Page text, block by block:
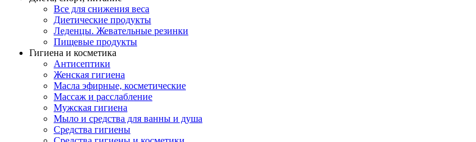
Все для снижения веса
Диетические продукты
Леденцы. Жевательные резинки
Пищевые продукты
Гигиена и косметика
Антисептики
Женская гигиена
Масла эфирные, косметические
Массаж и расслабление
Мужская гигиена
Мыло и средства для ванны и душа
Средства гигиены